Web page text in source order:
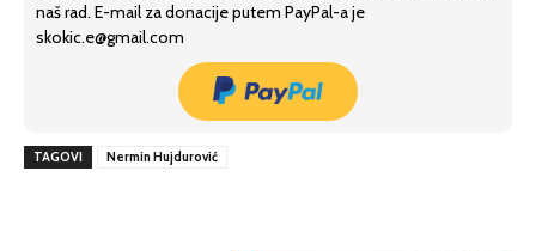
naš rad. E-mail za donacije putem PayPal-a je
skokic.e@gmail.com
TAGOVI Nermin Hujdurović